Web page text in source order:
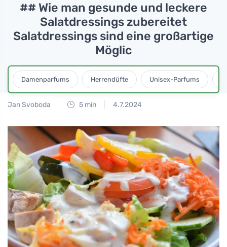
## Wie man gesunde und leckere
Salatdressings zubereitet
Salatdressings sind eine großartige
Möglic
Damenparfums Herrendüfte Unisex-Parfums
Jan Svoboda 5 min 4.7.2024